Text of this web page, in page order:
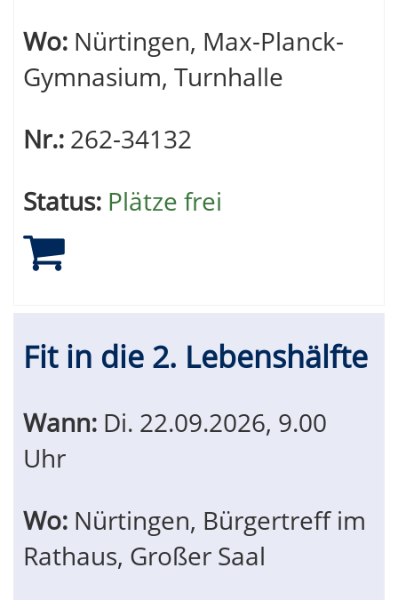
Wo: Nürtingen, Max-Planck-
Gymnasium, Turnhalle
Nr.: 262-34132
Status: Plätze frei
Fit in die 2. Lebenshälfte
Wann: Di. 22.09.2026, 9.00
Uhr
Wo: Nürtingen, Bürgertreff im
Rathaus, Großer Saal